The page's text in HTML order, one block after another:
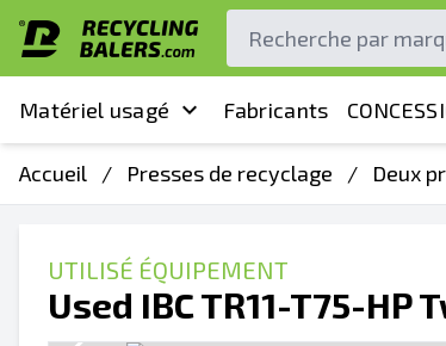
Matériel usagé Fabricants
Accueil / Presses de recyclage / Deux
UTILISÉ ÉQUIPEMENT
Used IBC TR11-T75-HP